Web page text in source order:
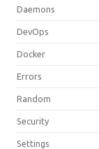
Daemons
DevOps
Docker
Errors
Random
Security
Settings